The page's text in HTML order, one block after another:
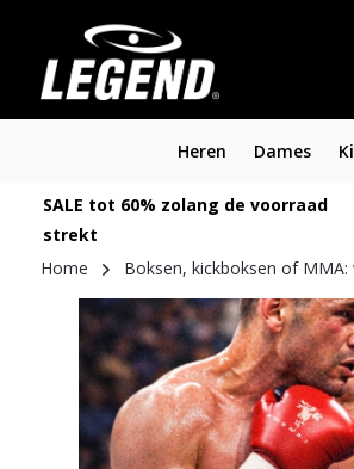
Heren Dames
SALE tot 60% zolang de voorraad
strekt
Home
Boksen, kickboksen of MMA: